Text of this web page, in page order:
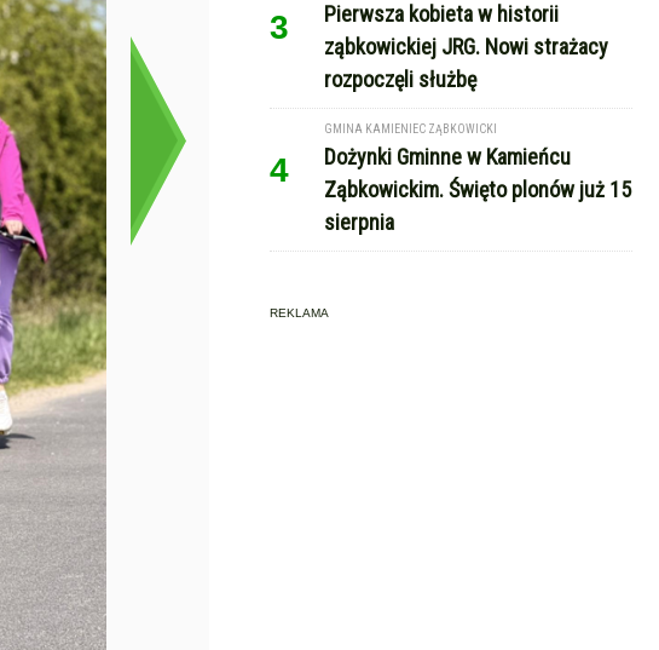
3
Pierwsza kobieta w historii
ząbkowickiej JRG. Nowi strażacy
rozpoczęli służbę
4
GMINA KAMIENIEC ZĄBKOWICKI
Dożynki Gminne w Kamieńcu
Ząbkowickim. Święto plonów już 15
sierpnia
REKLAMA